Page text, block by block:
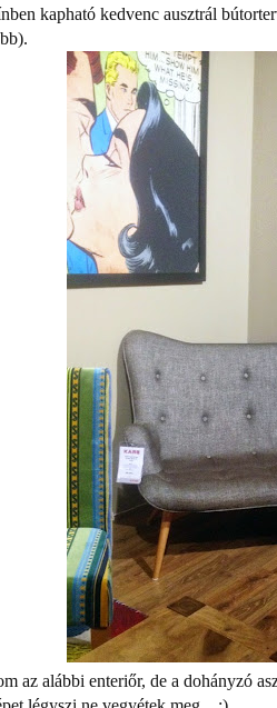
kapható kedvenc ausztrál
az alábbi enteriőr, de a dohányzó